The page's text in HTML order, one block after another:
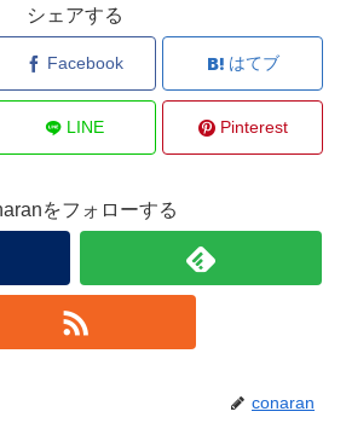
シェアする
Facebook はてブ
LINE Pinterest
をフォローする
conaran